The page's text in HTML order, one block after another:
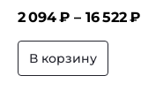
2 094₽ – 16 522₽
В корзину